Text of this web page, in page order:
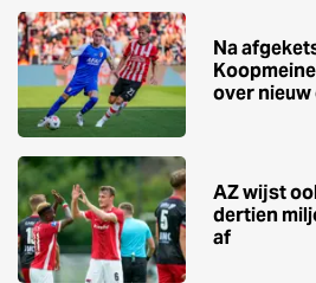
Na
over
AZ wijst
dertien
af